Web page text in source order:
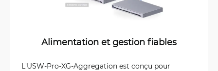
Alimentation et gestion fiables
L'USW-Pro-XG-Aggregation est conçu pour